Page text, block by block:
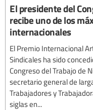
El presidente del
recibe uno de los
internacionales
El Premio Internacional
Sindicales ha sido
Congreso del Trabajo de
secretario general de
Trabajadores y
siglas en...